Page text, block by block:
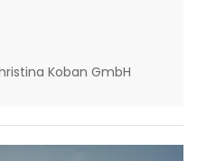
Koban GmbH